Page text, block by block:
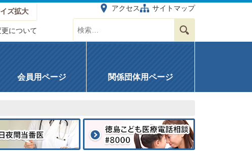
ズ拡大
について
アクセス
サイトマップ
会員用ページ 関係団体用ページ